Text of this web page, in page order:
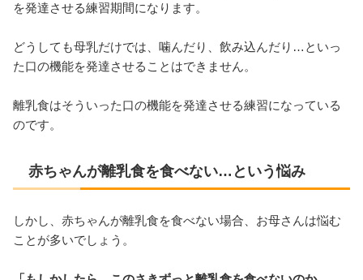
を発達させる練習期間になります。
どうしても母乳だけでは、噛んだり、飲み込んだり…といっ
た口の機能を発達させることはできません。
離乳食はそういった口の機能を発達させる練習になっている
のです。
赤ちゃんが離乳食を食べない…という悩み
しかし、赤ちゃんが離乳食を食べない場合、お母さんは悩む
ことが多いでしょう。